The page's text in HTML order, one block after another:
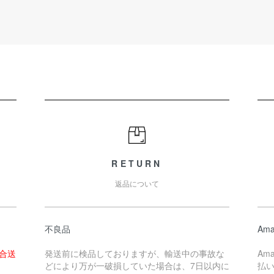
送
RETURN
返品について
不良品
発送前に検品しておりますが、輸送中の事故な
どにより万が一破損していた場合は、7日以内に
払